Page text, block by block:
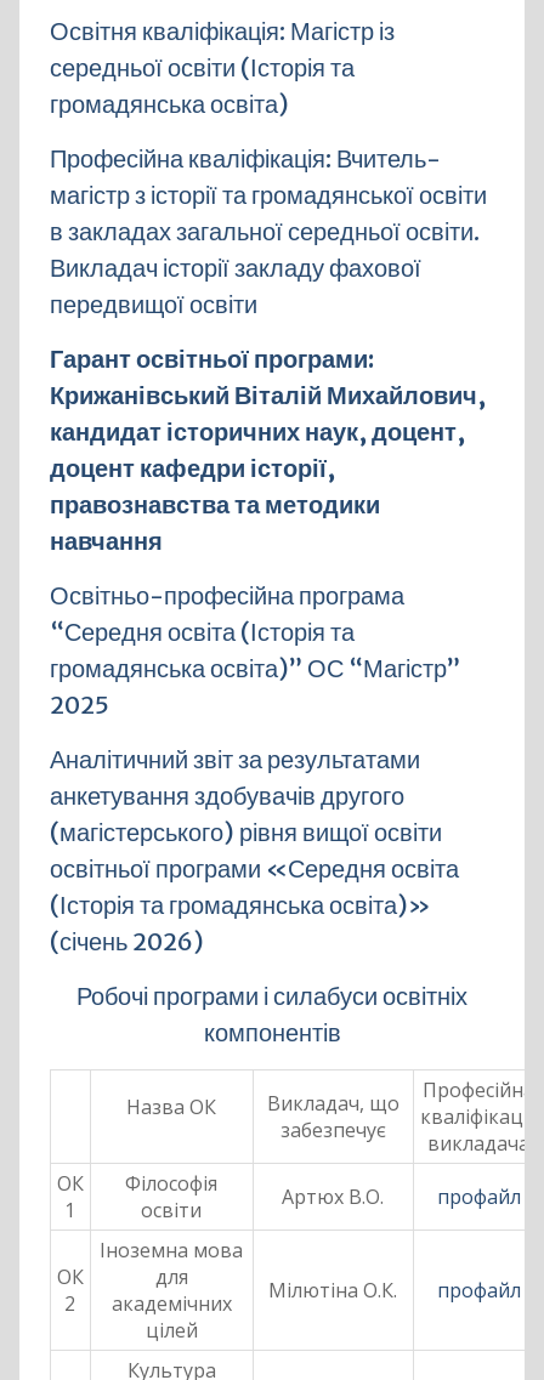
Освітня кваліфікація: Магістр із
середньої освіти (Історія та
громадянська освіта)
Професійна кваліфікація: Вчитель-
магістр з історії та громадянської освіти
в закладах загальної середньої освіти.
Викладач історії закладу фахової
передвищої освіти
Гарант освітньої програми:
Крижанівський Віталій Михайлович,
кандидат історичних наук, доцент,
доцент кафедри історії,
правознавства та методики
навчання
Освітньо-професійна програма
“Середня освіта (Історія та
громадянська освіта)” ОС “Магістр”
2025
Аналітичний звітза результатами
анкетування здобувачів другого
(магістерського) рівня вищої освіти
освітньої програми «Середня освіта
(Історія та громадянська освіта)»
(січень 2026)
Робочі програми і силабуси освітніх
компонентів
Назва ОК
Викладач, що
забезпечує
Професійна
кваліфікація
викладача
ОК
1
Філософія
освіти
Артюх В.О. профайл
ОК
2
Іноземна мова
для
академічних
цілей
Мілютіна О.К. профайл
Культура